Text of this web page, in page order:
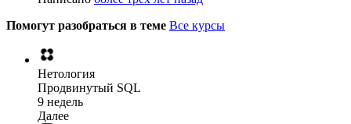
Помогут разобраться в теме Все курсы
Нетология
Продвинутый SQL
9 недель
Далее